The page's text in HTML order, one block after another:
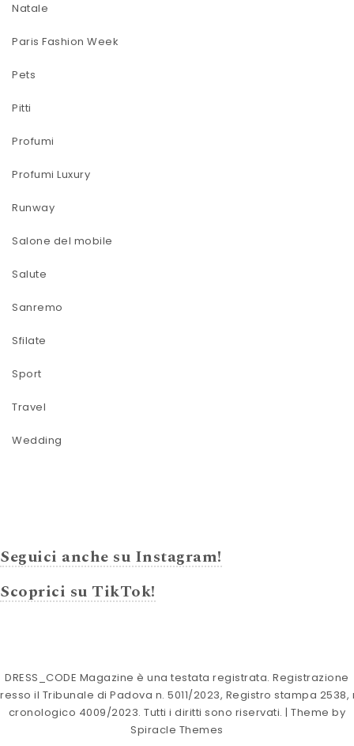
Natale
Paris Fashion Week
Pets
Pitti
Profumi
Profumi Luxury
Runway
Salone del mobile
Salute
Sanremo
Sfilate
Sport
Travel
Wedding
Seguici anche su Instagram!
Scoprici su TikTok!
DRESS_CODE Magazine è una testata registrata. Registrazione
il Tribunale di Padova n. 5011/2023, Registro stampa 2538,
cronologico 4009/2023. Tutti i diritti sono riservati. | Theme by
Spiracle Themes